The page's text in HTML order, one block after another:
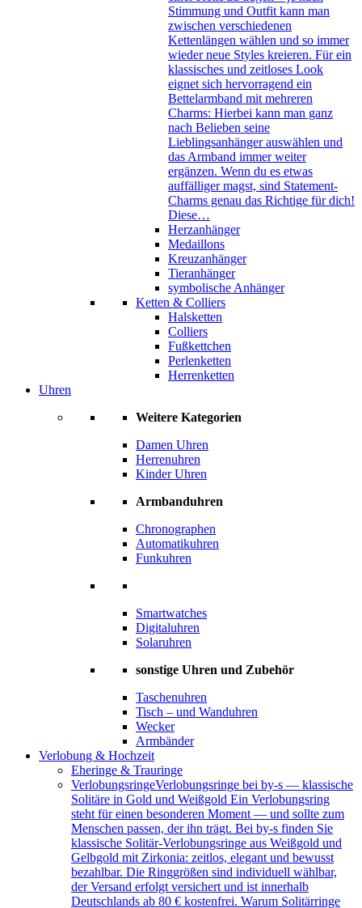
Stimmung und Outfit kann man
zwischen verschiedenen
Kettenlängen wählen und so immer
wieder neue Styles kreieren. Für ein
klassisches und zeitloses Look
eignet sich hervorragend ein
Bettelarmband mit mehreren
Charms: Hierbei kann man ganz
nach Belieben seine
Lieblingsanhänger auswählen und
das Armband immer weiter
ergänzen. Wenn du es etwas
auffälliger magst, sind Statement-
Charms genau das Richtige für dich!
Diese…
Herzanhänger
Medaillons
Kreuzanhänger
Tieranhänger
symbolische Anhänger
Ketten & Colliers
Halsketten
Colliers
Fußkettchen
Perlenketten
Herrenketten
Uhren
Weitere Kategorien
Damen Uhren
Herrenuhren
Kinder Uhren
Armbanduhren
Chronographen
Automatikuhren
Funkuhren
Smartwatches
Digitaluhren
Solaruhren
sonstige Uhren und Zubehör
Taschenuhren
Tisch – und Wanduhren
Wecker
Armbänder
Verlobung & Hochzeit
Eheringe & Trauringe
VerlobungsringeVerlobungsringe bei by-s — klassische
Solitäre in Gold und Weißgold Ein Verlobungsring
steht für einen besonderen Moment — und sollte zum
Menschen passen, der ihn trägt. Bei by-s finden Sie
klassische Solitär-Verlobungsringe aus Weißgold und
Gelbgold mit Zirkonia: zeitlos, elegant und bewusst
bezahlbar. Die Ringgrößen sind individuell wählbar,
der Versand erfolgt versichert und ist innerhalb
Deutschlands ab 80 € kostenfrei. Warum Solitärringe